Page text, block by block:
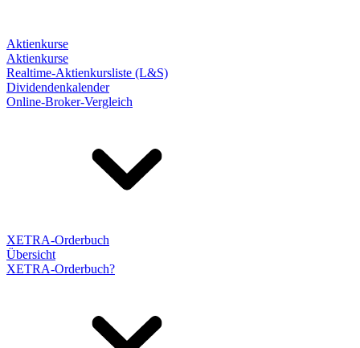
Aktienkurse
Aktienkurse
Realtime-Aktienkursliste (L&S)
Dividendenkalender
Online-Broker-Vergleich
XETRA-Orderbuch
Übersicht
XETRA-Orderbuch?